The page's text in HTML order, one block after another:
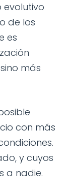
de los
es
más
con más
y cuyos
a nadie.